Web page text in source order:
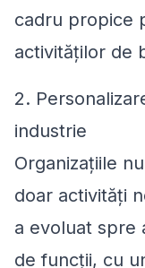
cadru propice
activităților de
2.
industrie
Organizațiile
doar activități
a evoluat spre
de funcții, cu